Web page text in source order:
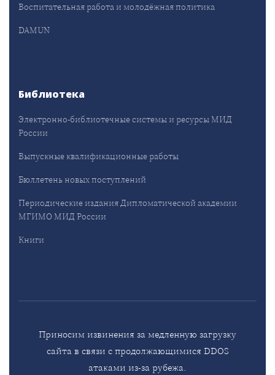
Воспитательная работа и молодёжная политика
DAMUN
Библиотека
Электронно-библиотечные системы и ресурсы МИД
России
Выпускные квалификационные работы
Бюллетень новых поступлений
Периодические издания Дипломатической академии
МГИМО МИД России
Книги
Приносим извинения за медленную загрузку
сайта в связи с продолжающимися DDOS
атаками из-за рубежа.